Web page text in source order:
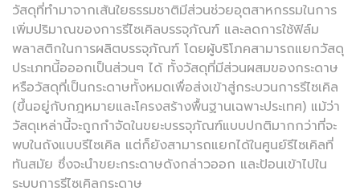
วัสดุที่ทำมาจากเส้นใยธรรมชาติมีส่วนช่วยอุตสาหกรรมในการ
เพิ่มปริมาณของการรีไซเคิลบรรจุภัณฑ์ และลดการใช้ฟิล์ม
พลาสติกในการผลิตบรรจุภัณฑ์ โดยผู้บริโภคสามารถแยกวัสดุ
ประเภทนี้อออกเป็นส่วนๆ ได้ ทั้งวัสดุที่มีส่วนผสมของกระดาษ
หรือวัสดุที่เป็นกระดาษทั้งหมดเพื่อส่งเข้าสู่กระบวนการรีไซเคิล
(ขึ้นอยู่กับกฎหมายและโครงสร้างพื้นฐานเฉพาะประเทศ) แม้ว่า
วัสดุเหล่านี้จะถูกกำจัดในขยะบรรจุภัณฑ์แบบปกติมากกว่าที่จะ
พบในถังแบบรีไซเคิล แต่ก็ยังสามารถแยกได้ในศูนย์รีไซเคิลที่
ทันสมัย ซึ่งจะนำขยะกระดาษดังกล่าวออก และป้อนเข้าไปใน
ระบบการรีไซเคิลกระดาษ